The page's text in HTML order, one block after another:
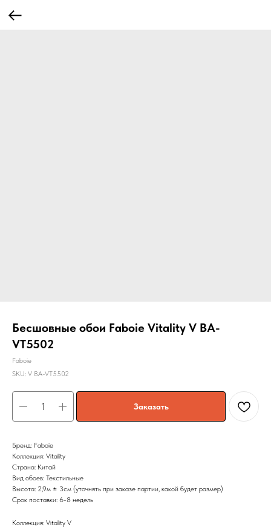
Бесшовные обои Faboie Vitality V BA-
VT5502
Faboie
SKU: V BA-VT5502
Заказать
Бренд: Faboie
Коллекция: Vitality
Страна: Китай
Вид обоев: Текстильные
Высота: 2,9м ± 3см (уточнять при заказе партии, какой будет размер)
Срок поставки: 6-8 недель
Коллекция: Vitality V